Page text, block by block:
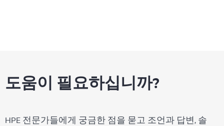
도움이 필요하십니까?
HPE 전문가들에게 궁금한 점을 묻고 조언과 답변, 솔